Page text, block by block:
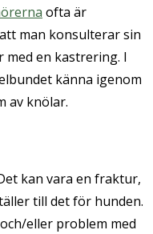
ofta är
man konsulterar sin
en kastrering. I
känna igenom
av knölar.
kan vara en fraktur,
till det för hunden.
eller problem med